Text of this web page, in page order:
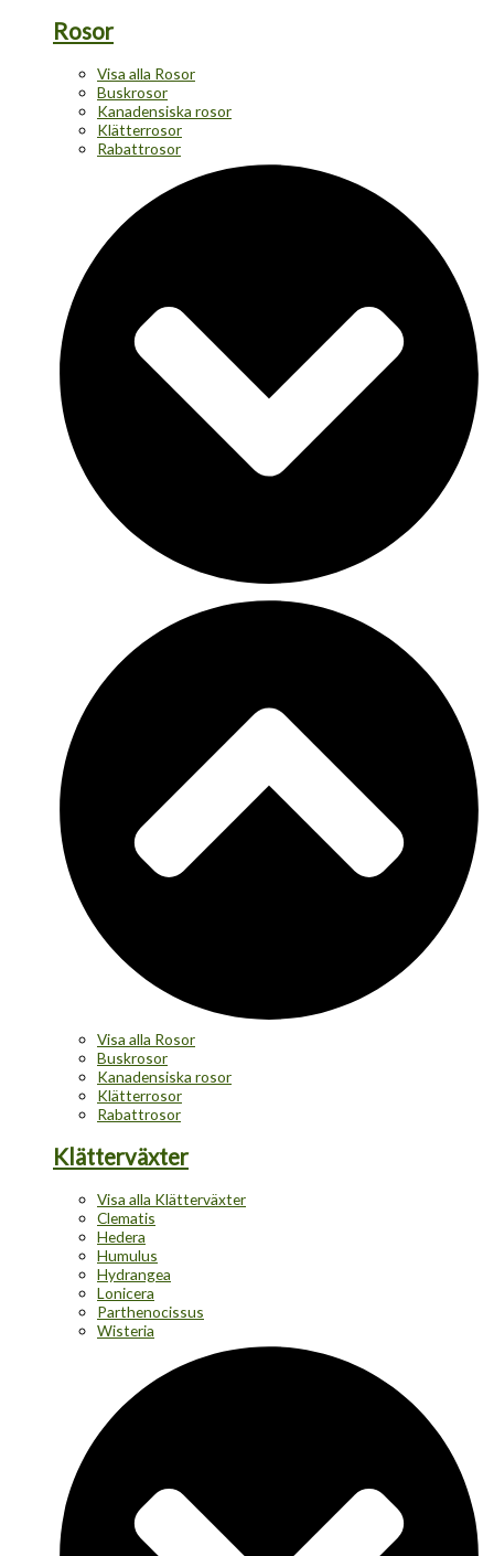
Rosor
Visa alla Rosor
Buskrosor
Kanadensiska rosor
Klätterrosor
Rabattrosor
Visa alla Rosor
Buskrosor
Kanadensiska rosor
Klätterrosor
Rabattrosor
Klätterväxter
Visa alla Klätterväxter
Clematis
Hedera
Humulus
Hydrangea
Lonicera
Parthenocissus
Wisteria